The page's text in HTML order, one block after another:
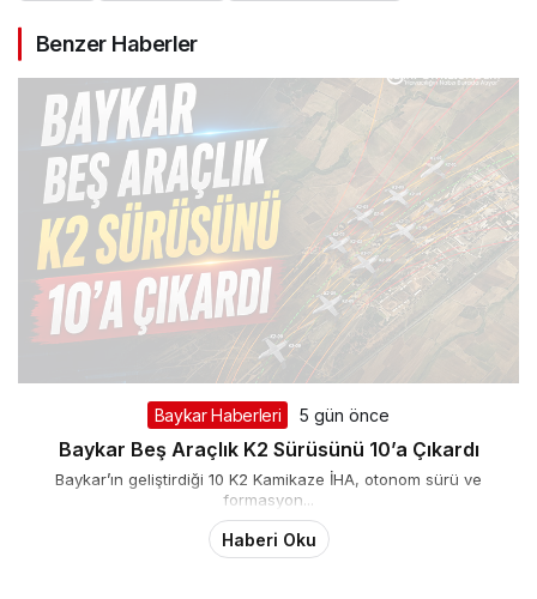
Benzer Haberler
Baykar Haberleri 5 gün önce
Baykar Beş Araçlık K2 Sürüsünü 10’a Çıkardı
Baykar’ın geliştirdiği 10 K2 Kamikaze İHA, otonom sürü ve
formasyon...
Haberi Oku